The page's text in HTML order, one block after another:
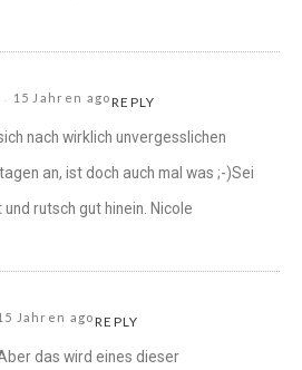
15 Jahren agoREPLY
nach wirklich unvergesslichen
an, ist doch auch mal was ;-)Sei
und rutsch gut hinein. Nicole
Jahren agoREPLY
das wird eines dieser